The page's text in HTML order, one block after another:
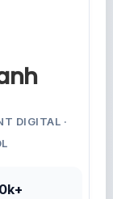
DIGITAL ·